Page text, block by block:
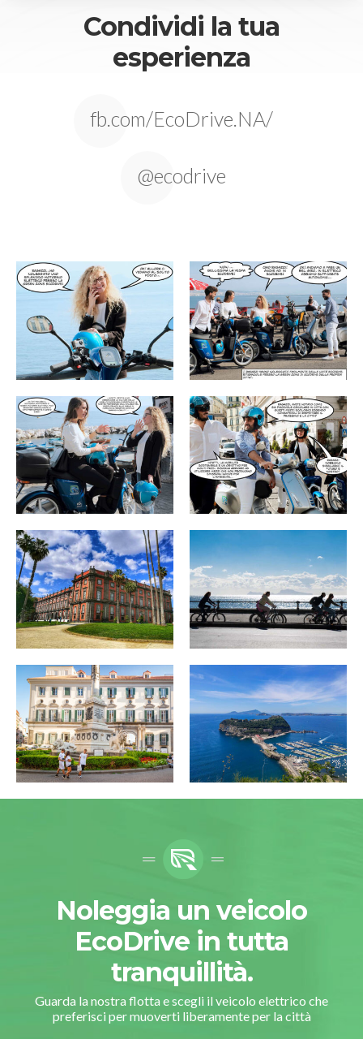
Condividi la tua
esperienza
fb.com/EcoDrive.NA/
@ecodrive
Noleggia un veicolo
EcoDrive in tutta
tranquillità.
Guarda la nostra flotta e scegli il veicolo elettrico che
preferisci per muoverti liberamente per la città